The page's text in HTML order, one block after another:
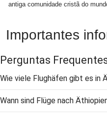
antiga comunidade cristã do
Importantes
Perguntas
Wie viele Flughäfen gibt es in
Wann sind Flüge nach